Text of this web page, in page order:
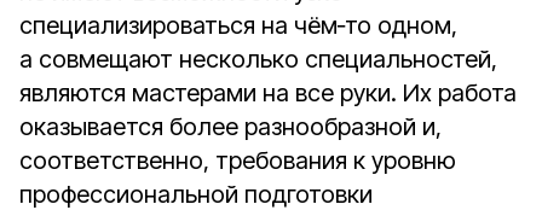
специализироваться на чём‑то одном,
а совмещают несколько специальностей,
являются мастерами на все руки. Их работа
оказывается более разнообразной и,
соответственно, требования к уровню
профессиональной подготовки